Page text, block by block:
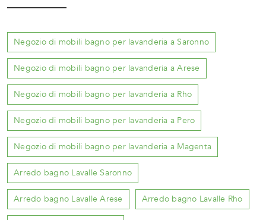
Negozio di mobili bagno per lavanderia a Saronno
Negozio di mobili bagno per lavanderia a Arese
Negozio di mobili bagno per lavanderia a Rho
Negozio di mobili bagno per lavanderia a Pero
Negozio di mobili bagno per lavanderia a Magenta
Arredo bagno Lavalle Saronno
Arredo bagno Lavalle Arese Arredo bagno Lavalle Rho